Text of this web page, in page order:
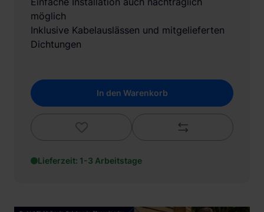
möglich
Inklusive Kabelauslässen und mitgelieferten
Dichtungen
In den Warenkorb
Lieferzeit: 1-3 Arbeitstage